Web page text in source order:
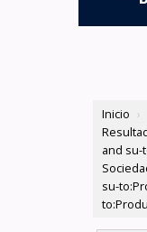
Inicio ›
and su-
su-